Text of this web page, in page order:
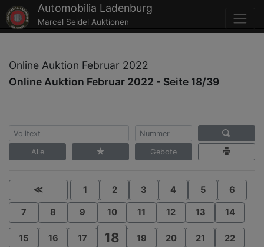
Automobilia Ladenburg
Marcel Seidel Auktionen
Online Auktion Februar 2022
Online Auktion Februar 2022 - Seite 18/39
Alle Gebote
≪ 1 2 3 4 5 6
7 8 9 10 11 12 13 14
15 16 17 18 19 20 21 22